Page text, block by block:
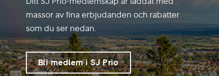
massor av fina erbjudanden och rabatter
som du ser nedan.
Bli medlem i SJ Prio